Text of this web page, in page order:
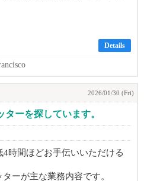
Details
2026/01/30 (Fri)
ーを探しています。
時間ほどお手伝いいただける
ーが主な業務内容です。